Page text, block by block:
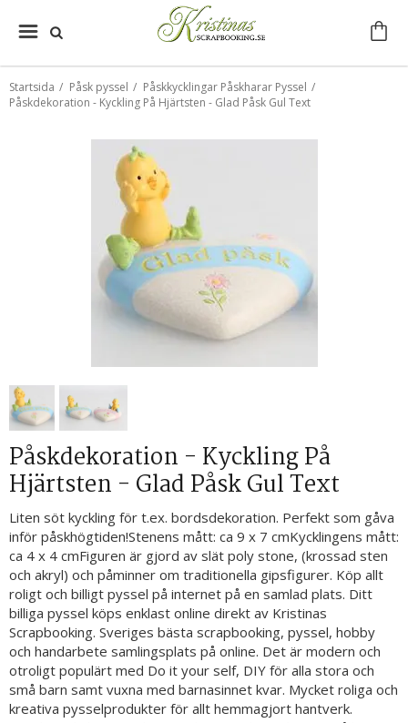
Startsida / Påsk pyssel / Påskkycklingar Påskharar Pyssel /
Påskdekoration - Kyckling På Hjärtsten - Glad Påsk Gul Text
Påskdekoration - Kyckling På
Hjärtsten - Glad Påsk Gul Text
Liten söt kyckling för t.ex. bordsdekoration. Perfekt som gåva
inför påskhögtiden!Stenens mått: ca 9 x 7 cmKycklingens mått:
ca 4 x 4 cmFiguren är gjord av slät poly stone, (krossad sten
och akryl) och påminner om traditionella gipsfigurer. Köp allt
roligt och billigt pyssel på internet på en samlad plats. Ditt
billiga pyssel köps enklast online direkt av Kristinas
Scrapbooking. Sveriges bästa scrapbooking, pyssel, hobby
och handarbete samlingsplats på online. Det är modern och
otroligt populärt med Do it your self, DIY för alla stora och
små barn samt vuxna med barnasinnet kvar. Mycket roliga och
kreativa pysselprodukter för allt hemmagjort hantverk.